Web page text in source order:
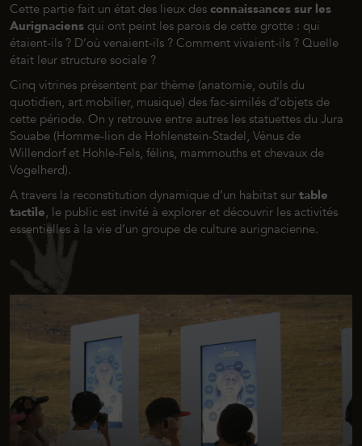
Cette partie fait un état des lieux des connaissances sur les
Aurignaciens qui ont peint les parois de cette grotte : qui
étaient-ils ? D’où venaient-ils ? Comment vivaient-ils ? Quelle
était leur structure sociale ?
Cinq vitrines présentent par thème (anatomie, outils du
quotidien, art mobilier, musique) des fac-similés d’objets de
cette période. On y retrouve entre autres les statuettes du Jura
Souabe (Homme-lion de Hohlenstein-Stadel, Vénus de
Willendorf et Hohle-Fels, félins, mammouths et chevaux de
Vogelherd).
A travers la reconstitution dynamique d’un habitat sur table
tactile, le public est invité à explorer et découvrir les activités
essentielles à la vie d’un groupe de culture aurignacienne.